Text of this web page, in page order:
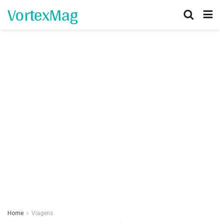
VortexMag
Home Viagens